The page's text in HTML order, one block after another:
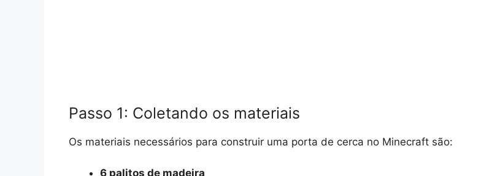
Passo 1: Coletando os materiais
Os materiais necessários para construir uma porta de cerca no Minecraft são:
6 palitos de madeira